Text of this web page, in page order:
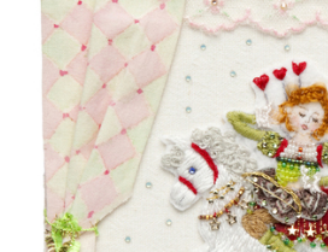
SDGs
MAGAZINE
会員登録